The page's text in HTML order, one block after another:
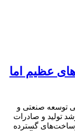
عظیم اما
توسعه صنعتی و
تولید و صادرات
گسترده